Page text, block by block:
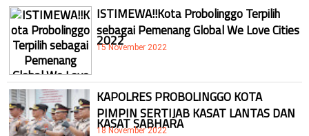
ISTIMEWA!!Kota Probolinggo Terpilih
sebagai Pemenang Global We Love Cities
2022
15 November 2022
KAPOLRES PROBOLINGGO KOTA
PIMPIN SERTIJAB KASAT LANTAS DAN
KASAT SABHARA
18 November 2022